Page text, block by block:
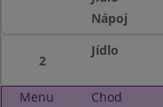
Nápoj
2
Jídlo
Menu Chod